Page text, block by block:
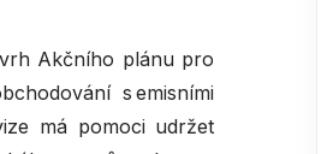
Akčního plánu pro
s emisními
má pomoci udržet